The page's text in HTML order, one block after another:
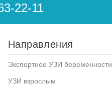
22-11
Направления
Экспертное УЗИ беременности
УЗИ взрослым